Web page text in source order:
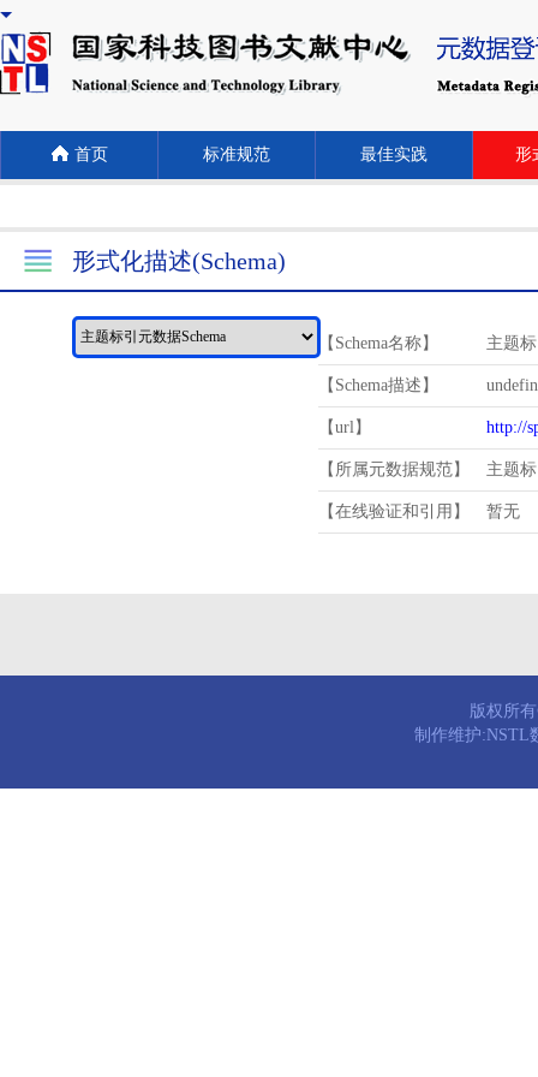
首页 标准规范 最佳实践 形
形式化描述(Schema)
【Schema名称】 主题
【Schema描述】
【url】 http://
【所属元数据规范】 主题
【在线验证和引用】 暂无
版权所
制作维护:NSTL